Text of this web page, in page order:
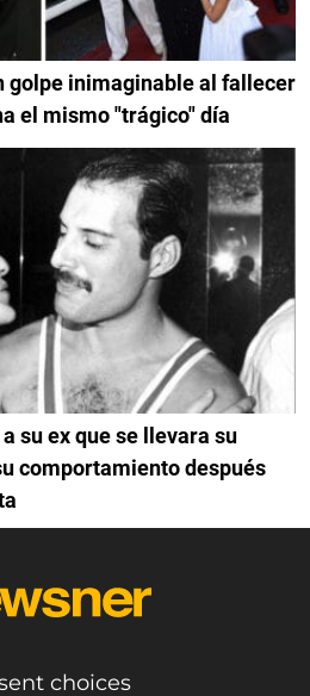
golpe inimaginable al fallecer
el mismo "trágico" día
su ex que se llevara su
comportamiento después
choices